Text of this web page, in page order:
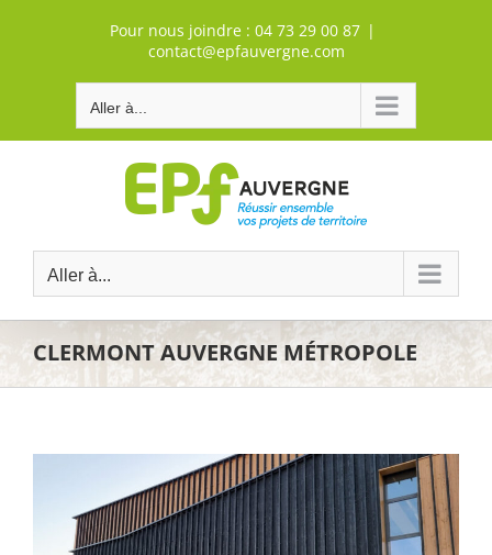
Pour nous joindre : 04 73 29 00 87 |
contact@epfauvergne.com
Aller à...
Aller à...
CLERMONT AUVERGNE MÉTROPOLE